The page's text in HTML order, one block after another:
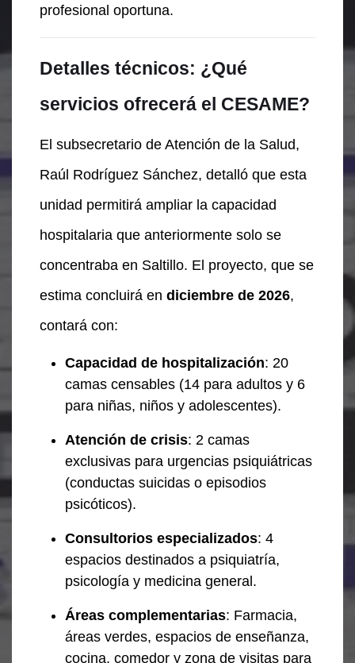
profesional oportuna.
Detalles técnicos: ¿Qué
servicios ofrecerá el CESAME?
El subsecretario de Atención de la Salud,
Raúl Rodríguez Sánchez, detalló que esta
unidad permitirá ampliar la capacidad
hospitalaria que anteriormente solo se
concentraba en Saltillo. El proyecto, que se
estima concluirá en diciembre de 2026,
contará con:
Capacidad de hospitalización: 20
camas censables (14 para adultos y 6
para niñas, niños y adolescentes).
Atención de crisis: 2 camas
exclusivas para urgencias psiquiátricas
(conductas suicidas o episodios
psicóticos).
Consultorios especializados: 4
espacios destinados a psiquiatría,
psicología y medicina general.
Áreas complementarias: Farmacia,
áreas verdes, espacios de enseñanza,
cocina, comedor y zona de visitas para